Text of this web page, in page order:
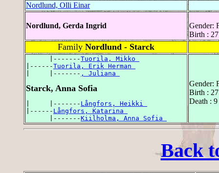
Nordlund, Olli Einar
Nordlund, Gerda Ingrid
Gender:
Birth :
Family Nordlund - Starck
      |-------
Tuorila, Mikko
|------Tuorila, Erik Herman
|     |------- , Juliana
Starck, Anna Sofia
|     |------- Långfors, Heikki
|------ Långfors, Katarina
      |-------
Kiilholma, Anna Sofia
Gender:
Birth :
Death :
Back